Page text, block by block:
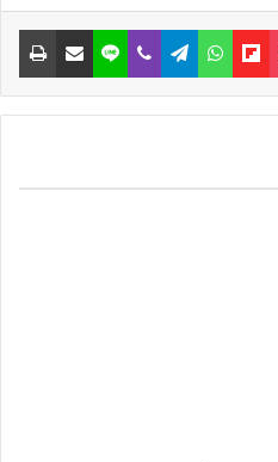
‫Pocket
Flipboard واتساب تيلقرام ڤايبر لاين مشاركة عبر البريد